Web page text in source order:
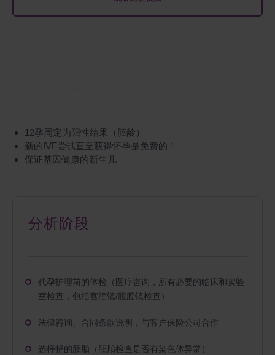
12孕周定为阳性结果（胚龄）
新的IVF尝试直至获得怀孕是免费的！
保证基因健康的新生儿
分析阶段
代孕护理前的体检（医疗咨询，所有必要的临床和实验
室检查，包括宫腔镜/腹腔镜检查）
法律咨询、合同条款说明，与客户保险公司合作
选择捐的胚胎（胚胎检查是否有染色体异常）